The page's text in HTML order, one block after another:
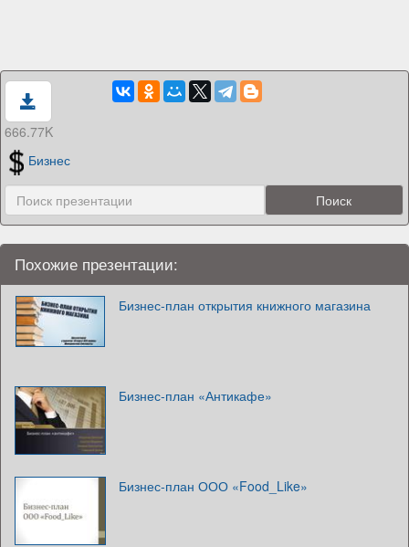
666.77K
Бизнес
Похожие презентации:
Бизнес-план открытия книжного магазина
Бизнес-план «Антикафе»
Бизнес-план ООО «Food_Like»